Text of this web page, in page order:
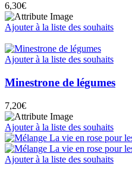
6,30€
Ajouter à la liste des souhaits
Ajouter à la liste des souhaits
Minestrone de légumes
7,20€
Ajouter à la liste des souhaits
Ajouter à la liste des souhaits